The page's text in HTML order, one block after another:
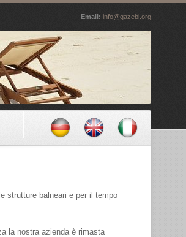
Email: info@gazebi.org
strutture balneari e per il tempo
la nostra azienda è rimasta